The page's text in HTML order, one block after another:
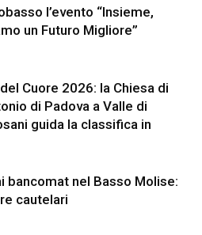
l’evento “Insieme,
un Futuro Migliore”
Cuore 2026: la Chiesa di
di Padova a Valle di
guida la classifica in
bancomat nel Basso Molise:
cautelari